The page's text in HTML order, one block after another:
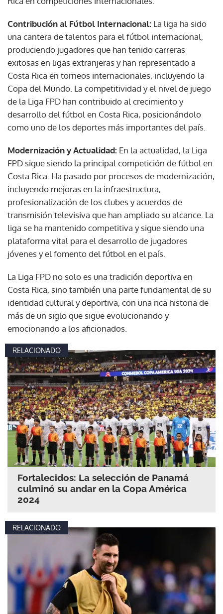
Contribución al Fútbol Internacional: La liga ha sido
una cantera de talentos para el fútbol internacional,
produciendo jugadores que han tenido carreras
exitosas en ligas extranjeras y han representado a
Costa Rica en torneos internacionales, incluyendo la
Copa del Mundo. La competitividad y el nivel de juego
de la Liga FPD han contribuido al crecimiento y
desarrollo del fútbol en Costa Rica, posicionándolo
como uno de los deportes más importantes del país.
Modernización y Actualidad: En la actualidad, la Liga
FPD sigue siendo la principal competición de fútbol en
Costa Rica. Ha pasado por procesos de modernización,
incluyendo mejoras en la infraestructura,
profesionalización de los clubes y acuerdos de
transmisión televisiva que han ampliado su alcance. La
liga se ha mantenido competitiva y sigue siendo una
plataforma vital para el desarrollo de jugadores
jóvenes y el fomento del fútbol en el país.
La Liga FPD no solo es una tradición deportiva en
Costa Rica, sino también una parte fundamental de su
identidad cultural y deportiva, con una rica historia de
más de un siglo que sigue evolucionando y
emocionando a los aficionados.
RELACIONADO
Fortalecidos: La selección de Panamá
culminó su andar en la Copa América
2024
RELACIONADO